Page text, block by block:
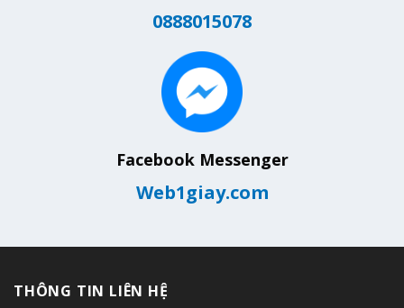
0888015078
Facebook Messenger
Web1giay.com
THÔNG TIN LIÊN HỆ